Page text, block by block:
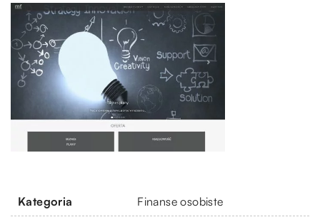
Kategoria Finanse osobiste